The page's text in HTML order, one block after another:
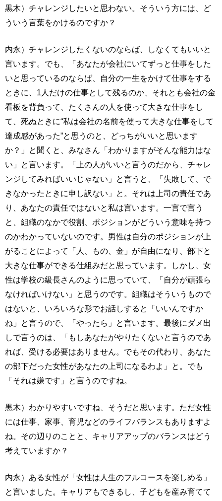
黒木）チャレンジしたいと思わない。そういう方には、ど
ういう言葉をかけるのですか？
内永）チャレンジしたくないのならば、しなくてもいいと
言います。でも、「あなたが会社にいてずっと仕事をした
いと思っているのならば、自分の一生をかけて仕事をする
ときに、1人だけの仕事として残るのか、それとも会社の金
看板を背負って、たくさんの人を使って大きな仕事をし
て、死ぬときに“私は会社の名前を使って大きな仕事をして
達成感があった”と思うのと、どっちがいいと思います
か？」と聞くと、みなさん「わかりますがそんな能力はな
い」と言います。「上の人がいいと言うのだから、チャレ
ンジしてみればいいじゃない」と言うと、「失敗して、で
きなかったときに申し訳ない」と。それは上司の責任であ
り、あなたの責任ではないと私は言います。一言で言う
と、組織のなかで役割、ポジションがどういう意味を持つ
のかわかっていないのです。男性は自分のポジションが上
がることによって「人、もの、金」が自由になり、部下と
大きな仕事ができる仕組みだと思っています。しかし、女
性は学校の級長さんのように思っていて、「自分が頑張ら
なければいけない」と思うのです。組織はそういうもので
はないと、いろいろな形でお話しすると「いいんですか
ね」と言うので、「やったら」と言います。最後にダメ出
しで言うのは、「もしあなたがやりたくないと言うのであ
れば、受ける必要はありません。でもその代わり、あなた
の部下だった女性があなたの上司になるわよ」と。でも
「それは嫌です」と言うのですね。
黒木）わかりやすいですね、そうだと思います。ただ女性
には仕事、家事、育児などのライフバランスもありますよ
ね。その辺りのことと、キャリアアップのバランスはどう
考えていますか？
内永）ある女性が「女性は人生のフルコースを楽しめる」
と言いました。キャリアもできるし、子どもを産み育てて